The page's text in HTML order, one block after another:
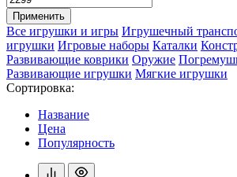
Применить
Все игрушки и игры Игрушечный
игрушки Игровые наборы Каталки
Развивающие коврики Оружие
Развивающие игрушки Мягкие игрушки
Сортировка:
Название
Цена
Популярность